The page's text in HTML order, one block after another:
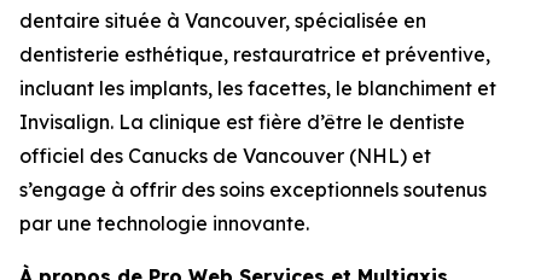
dentaire située à Vancouver, spécialisée en
dentisterie esthétique, restauratrice et préventive,
incluant les implants, les facettes, le blanchiment et
Invisalign. La clinique est fière d’être le dentiste
officiel des Canucks de Vancouver (NHL) et
s’engage à offrir des soins exceptionnels soutenus
par une technologie innovante.